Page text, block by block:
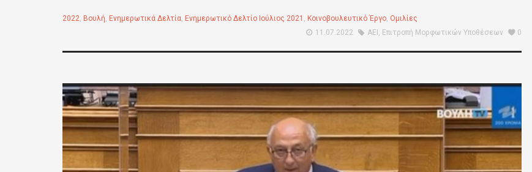
2022, Βουλή, Ενημερωτικά Δελτία, Ενημερωτικό Δελτίο Ιούλιος 2021 , Κοινοβουλευτικό Έργο, Ομιλίες
11.07.2022
ΑΕΙ , Επιτροπή Μορφωτικών Υποθέσεων 0